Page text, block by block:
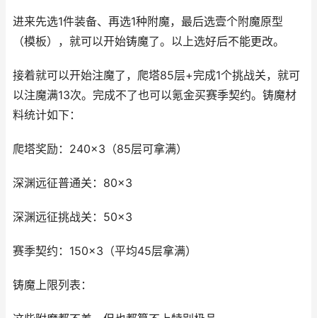
进来先选1件装备、再选1种附魔，最后选壹个附魔原型
（模板），就可以开始铸魔了。以上选好后不能更改。
接着就可以开始注魔了，爬塔85层+完成1个挑战关，就可
以注魔满13次。完成不了也可以氪金买赛季契约。铸魔材
料统计如下：
爬塔奖励：240×3（85层可拿满）
深渊远征普通关：80×3
深渊远征挑战关：50×3
赛季契约：150×3（平均45层拿满）
铸魔上限列表：